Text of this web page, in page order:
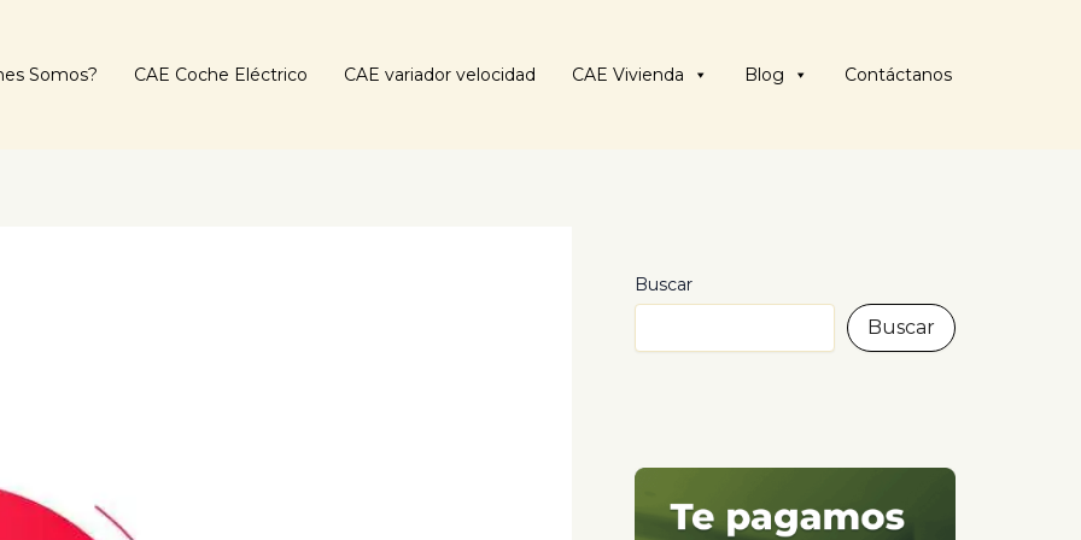
Somos? CAE Coche Eléctrico CAE variador velocidad CAE Vivienda Blog Contáctanos
Buscar
Buscar